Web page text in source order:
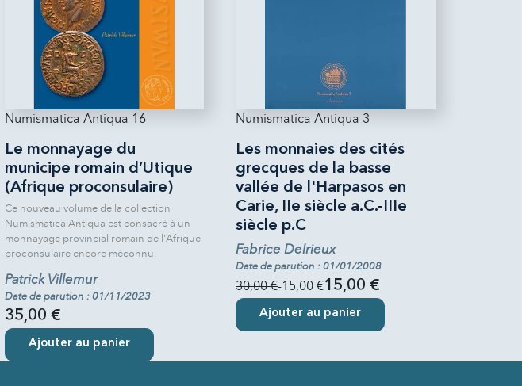
Numismatica Antiqua 16
Le monnayage du
municipe romain d’Utique
(Afrique proconsulaire)
Ce nouveau volume de la collection
Numismatica Antiqua est consacré à un
monnayage provincial romain de l'Afrique
proconsulaire encore méconnu.
Patrick Villemur
Date de parution : 01/11/2023
35,00 €
Ajouter au panier
Numismatica Antiqua 3
Les monnaies des cités
grecques de la basse
vallée de l'Harpasos en
Carie, IIe siècle a.C.-IIIe
siècle p.C
Fabrice Delrieux
Date de parution : 01/01/2008
30,00 €-15,00 €15,00 €
Ajouter au panier